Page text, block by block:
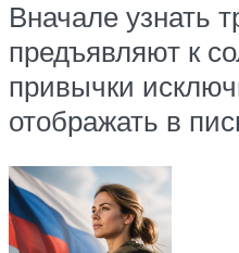
Вначале узнать
предъявляют к
привычки
отображать в